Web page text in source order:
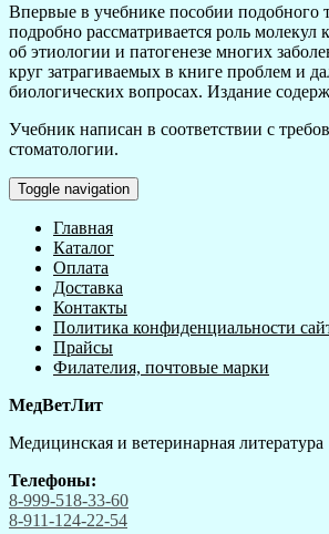
Впервые в учебнике пособии подобного
подробно рассматривается роль
об этиологии и патогенезе многих
круг затрагиваемых в книге проблем и
биологических вопросах. Издание
Учебник написан в соответствии с
стоматологии.
Toggle navigation
Главная
Каталог
Оплата
Доставка
Контакты
Политика конфиденциальности
Прайсы
Филателия, почтовые марки
МедВетЛит
Медицинская и ветеринарная литература
Телефоны:
8-999-518-33-60
8-911-124-22-54